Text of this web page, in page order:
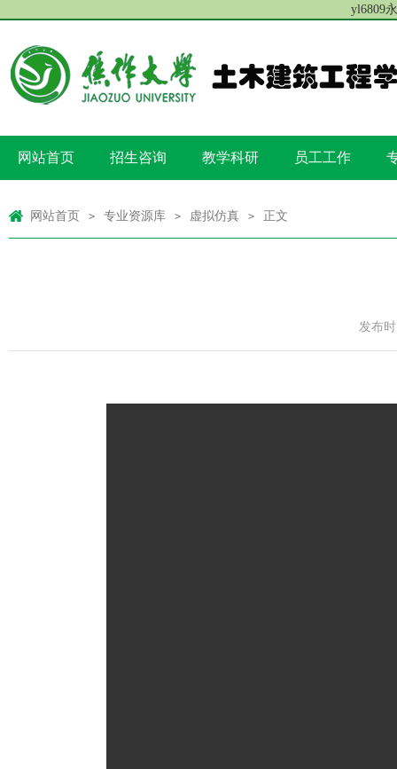
yl6809
网站首页 招生咨询 教学科研 员工工作
网站首页 > 专业资源库 > 虚拟仿真 > 正文
发布